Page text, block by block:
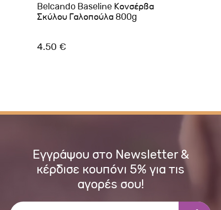
Belcando Baseline Κονσέρβα
Σκύλου Γαλοπούλα 800g
4.50 €
Εγγράψου στο Newsletter &
κέρδισε κουπόνι 5% για τις
αγορές σου!